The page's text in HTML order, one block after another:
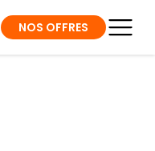
NOS OFFRES